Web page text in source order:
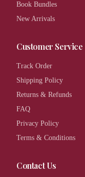
Book Bundles
New Arrivals
Customer Service
Track Order
Shipping Policy
Returns & Refunds
FAQ
Privacy Policy
Terms & Conditions
Contact Us